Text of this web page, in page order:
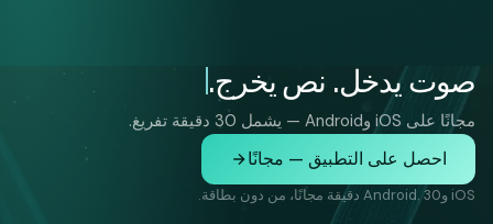
صوت يدخل. نص يخرج.
مجانًا على iOS وAndroid — يشمل 30 دقيقة تفريغ.
احصل على التطبيق — مجانًا
iOS وAndroid. 30 دقيقة مجانًا، من دون بطاقة.